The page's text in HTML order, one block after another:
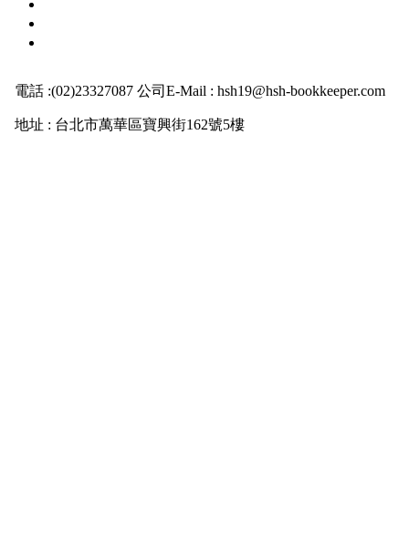
電話 :(02)23327087 公司E-Mail : hsh19@hsh-bookkeeper.com
地址 : 台北市萬華區寶興街162號5樓